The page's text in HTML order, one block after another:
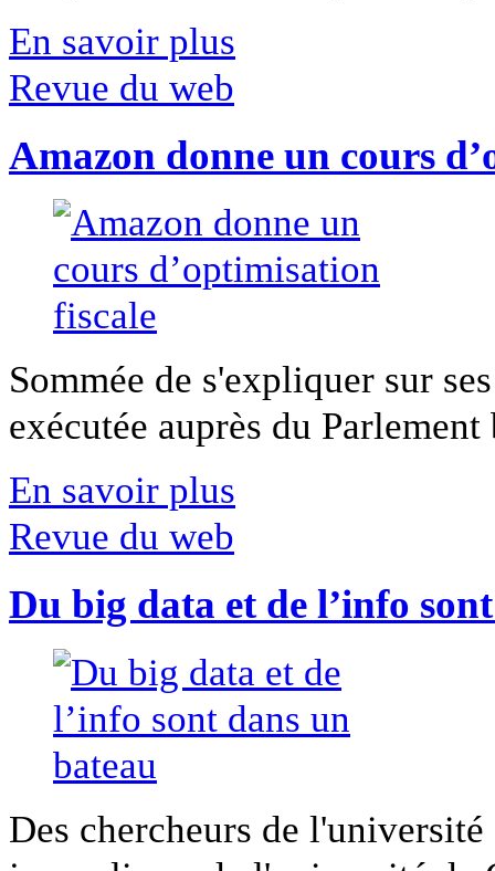
En savoir plus
Revue du web
Amazon donne un cours
Sommée de s'expliquer sur
exécutée auprès du
En savoir plus
Revue du web
Du big data et de l’info
Des chercheurs de